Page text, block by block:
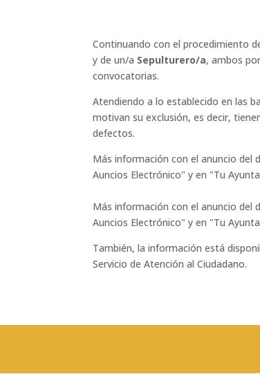
Continuando con el procedimiento
y de un/a Sepulturero/a, ambos
convocatorias.
Atendiendo a lo establecido en las
motivan su exclusión, es decir,
defectos.
Más información con el anuncio del
Auncios Electrónico" y en "Tu
Más información con el anuncio del
Auncios Electrónico" y en "Tu
También, la información está
Servicio de Atención al Ciudadano.